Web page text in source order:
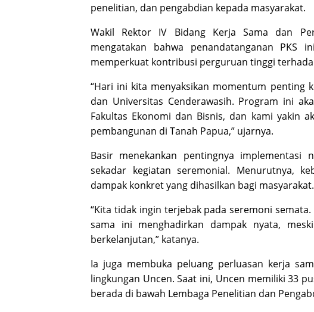
penelitian, dan pengabdian kepada masyarakat.
Wakil Rektor IV Bidang Kerja Sama dan
mengatakan bahwa penandatanganan PKS
memperkuat kontribusi perguruan tinggi
“Hari ini kita menyaksikan momentum penting
dan Universitas Cenderawasih. Program ini
Fakultas Ekonomi dan Bisnis, dan kami yakin
pembangunan di Tanah Papua,” ujarnya.
Basir menekankan pentingnya
sekadar kegiatan seremonial. Menurutnya,
dampak konkret yang dihasilkan bagi masyarakat.
“Kita tidak ingin terjebak pada seremoni
sama ini menghadirkan dampak nyata,
berkelanjutan,” katanya.
Ia juga membuka peluang perluasan kerja
lingkungan Uncen. Saat ini, Uncen memiliki 33
berada di bawah Lembaga Penelitian dan